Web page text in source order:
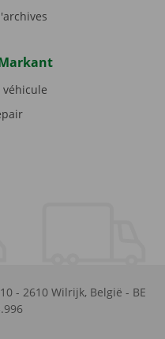
véhicule
- 2610 Wilrijk, België - BE